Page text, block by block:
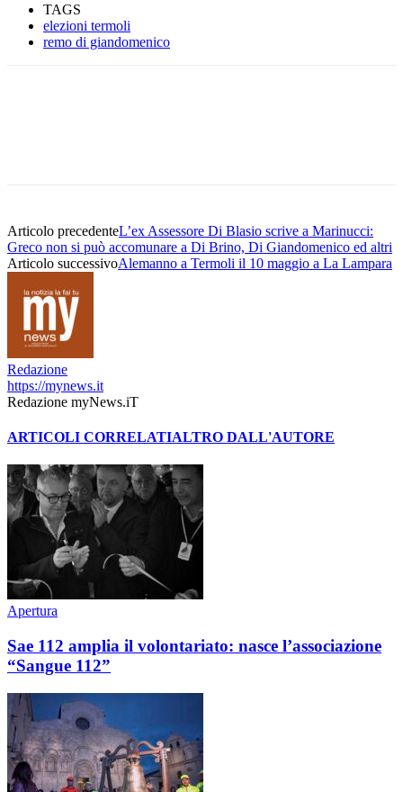
TAGS
elezioni termoli
remo di giandomenico
Articolo precedenteL’ex Assessore Di Blasio scrive a Marinucci:
Greco non si può accomunare a Di Brino, Di Giandomenico ed altri
Articolo successivoAlemanno a Termoli il 10 maggio a La Lampara
Redazione
https://mynews.it
Redazione myNews.iT
ARTICOLI CORRELATIALTRO DALL'AUTORE
Apertura
Sae 112 amplia il volontariato: nasce l’associazione
“Sangue 112”